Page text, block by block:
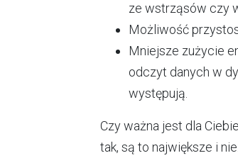
ze wstrząsów czy
Możliwość
Mniejsze zużycie
odczyt danych w
występują.
Czy ważna jest dla
tak, są to największe i